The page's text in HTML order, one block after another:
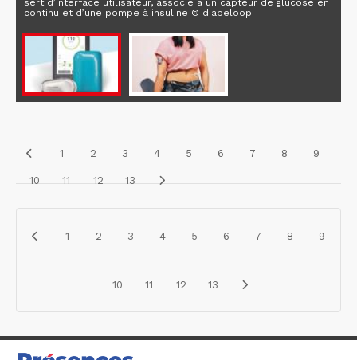
sert d’interface utilisateur, associé à un capteur de glucose en
continu et d’une pompe à insuline © diabeloop
1 2 3 4 5 6 7 8 9
10 11 12 13
1 2 3 4 5 6 7 8 9
10 11 12 13